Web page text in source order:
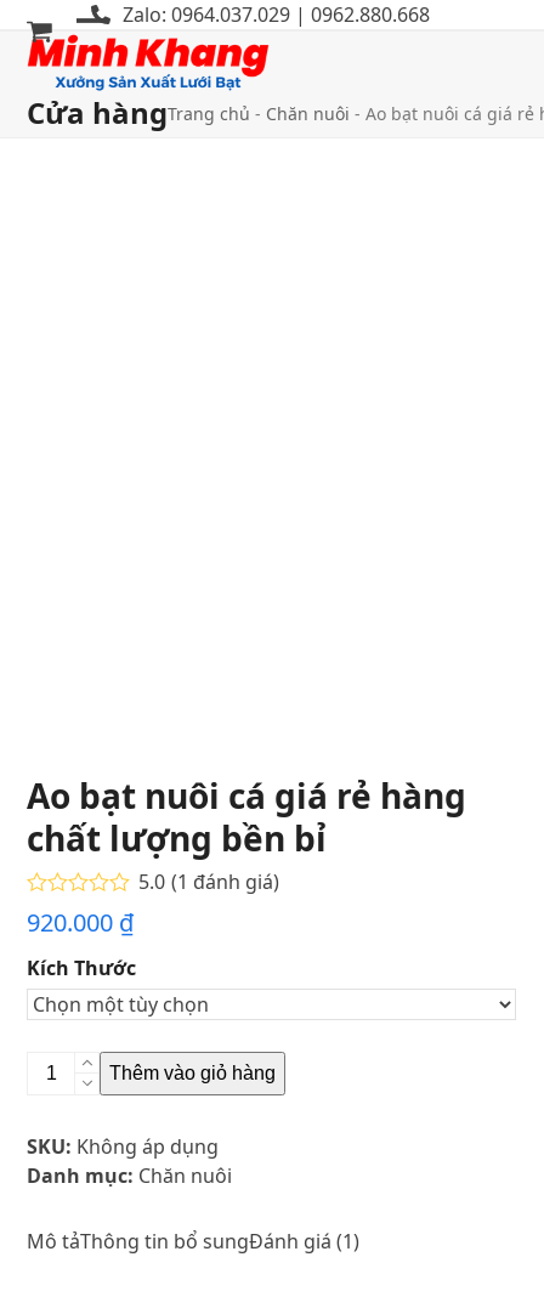
qua
dung
Zalo: 0964.037.029 | 0962.880.668
Mở
menu
di
Đóng
menu
di
Cửa hàngTrang chủ - Chăn nuôi -Ao bạt nuôi cá giá
Ao bạt nuôi cá giá rẻ hàng
chất lượng bền bỉ
5.00trên 5
dựa trên
5.0 (1 đánh giá)
920.000 ₫
Kích Thước
Ao
cá
giá
hàng
Thêm vào giỏ hàng
SKU: Không áp dụng
Danh mục: Chăn nuôi
Mô tảThông tin bổ sungĐánh giá (1)